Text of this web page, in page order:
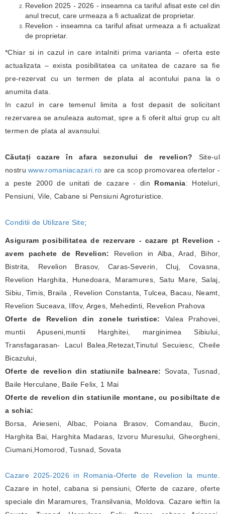
Revelion 2025 - 2026 - inseamna ca tariful afisat este cel din
anul trecut, care urmeaza a fi actualizat de proprietar.
Revelion - inseamna ca tariful afisat urmeaza a fi actualizat
de proprietar.
*Chiar si in cazul in care intalniti prima varianta – oferta este
actualizata – exista posibilitatea ca unitatea de cazare sa fie
pre-rezervat cu un termen de plata al acontului pana la o
anumita data.
In cazul in care temenul limita a fost depasit de solicitant
rezervarea se anuleaza automat, spre a fi oferit altui grup cu alt
termen de plata al avansului.
Căutați cazare în afara sezonului de revelion? Site-ul
nostruwww.romaniacazari.ro are ca scop promovarea ofertelor -
a peste 2000 de unitati de cazare - din Romania: Hoteluri,
Pensiuni, Vile, Cabane si Pensiuni Agroturistice.
Conditii de Utilizare Site;
Asiguram posibilitatea de rezervare - cazare pt Revelion -
avem pachete de Revelion: Revelion in Alba, Arad, Bihor,
Bistrita, Revelion Brasov, Caras-Severin, Cluj, Covasna,
Revelion Harghita, Hunedoara, Maramures, Satu Mare, Salaj,
Sibiu, Timis, Braila , Revelion Constanta, Tulcea, Bacau, Neamt,
Revelion Suceava, Ilfov, Arges, Mehedinti, Revelion Prahova
Oferte de Revelion din zonele turistice: Valea Prahovei,
muntii Apuseni,muntii Harghitei, marginimea Sibiului,
Transfagarasan- Lacul Balea,Retezat,Tinutul Secuiesc, Cheile
Bicazului,
Oferte de revelion din statiunile balneare: Sovata, Tusnad,
Baile Herculane, Baile Felix, 1 Mai
Oferte de revelion din statiunile montane, cu posibiltate de
a schia:
Borsa, Arieseni, Albac, Poiana Brasov, Comandau, Bucin,
Harghita Bai, Harghita Madaras, Izvoru Muresului, Gheorgheni,
Ciumani,Homorod, Tusnad, Sovata
Cazare 2025-2026 in Romania-Oferte de Revelion la munte
Cazare in hotel, cabana si pensiuni, Oferte de cazare, oferte
speciale din Maramures, Transilvania, Moldova. Cazare ieftin la